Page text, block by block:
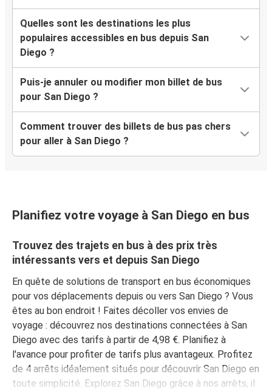
Quelles sont les destinations les plus
populaires accessibles en bus depuis San
Diego ?
Puis-je annuler ou modifier mon billet de bus
pour San Diego ?
Comment trouver des billets de bus pas chers
pour aller à San Diego ?
Planifiez votre voyage à San Diego en bus
Trouvez des trajets en bus à des prix très
intéressants vers et depuis San Diego
En quête de solutions de transport en bus économiques
pour vos déplacements depuis ou vers San Diego ? Vous
êtes au bon endroit ! Faites décoller vos envies de
voyage : découvrez nos destinations connectées à San
Diego avec des tarifs à partir de 4,98 €. Planifiez à
l'avance pour profiter de tarifs plus avantageux. Profitez
de 4 arrêts idéalement situés pour découvrir San Diego en
toute simplicité. Explorez San Diego grâce à nos arrêts, il